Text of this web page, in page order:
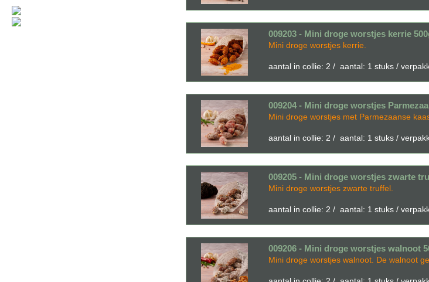
009203 - Mini droge worstjes kerrie
Mini droge worstjes kerrie.
aantal in collie: 2 / aantal: 1 stuks /
009204 - Mini droge worstjes
aantal in collie: 2 / aantal: 1 stuks /
009205 - Mini droge worstjes zwarte
Mini droge worstjes zwarte truffel.
aantal in collie: 2 / aantal: 1 stuks /
009206 - Mini droge worstjes walnoot
Mini droge worstjes walnoot. De walnoot